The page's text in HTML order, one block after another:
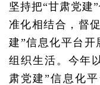
坚持把“甘肃党建
准化相结合，督
建”信息化平台开
组织生活。今年
肃党建”信息化